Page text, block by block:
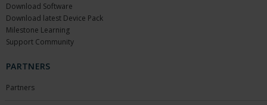
Download Software
Download latest Device Pack
Milestone Learning
Support Community
PARTNERS
Partners